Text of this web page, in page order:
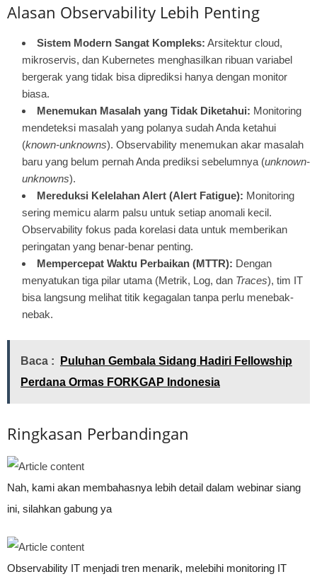
Alasan Observability Lebih Penting
Sistem Modern Sangat Kompleks: Arsitektur cloud,
mikroservis, dan Kubernetes menghasilkan ribuan variabel
bergerak yang tidak bisa diprediksi hanya dengan monitor
biasa.
Menemukan Masalah yang Tidak Diketahui: Monitoring
mendeteksi masalah yang polanya sudah Anda ketahui
(known-unknowns). Observability menemukan akar masalah
baru yang belum pernah Anda prediksi sebelumnya (unknown-
unknowns).
Mereduksi Kelelahan Alert (Alert Fatigue): Monitoring
sering memicu alarm palsu untuk setiap anomali kecil.
Observability fokus pada korelasi data untuk memberikan
peringatan yang benar-benar penting.
Mempercepat Waktu Perbaikan (MTTR): Dengan
menyatukan tiga pilar utama (Metrik, Log, dan Traces), tim IT
bisa langsung melihat titik kegagalan tanpa perlu menebak-
nebak.
Baca :
Puluhan Gembala Sidang Hadiri Fellowship
Perdana Ormas FORKGAP Indonesia
Ringkasan Perbandingan
Nah, kami akan membahasnya lebih detail dalam webinar siang
ini, silahkan gabung ya
Observability IT menjadi tren menarik, melebihi monitoring IT